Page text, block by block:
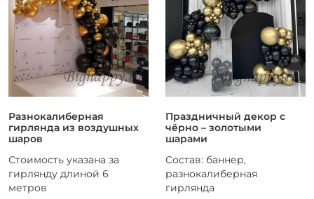
Разнокалиберная
гирлянда из воздушных
шаров
Стоимость указана за
гирлянду длиной 6
метров
Праздничный декор с
чёрно – золотыми
шарами
Состав: баннер,
разнокалиберная
гирлянда